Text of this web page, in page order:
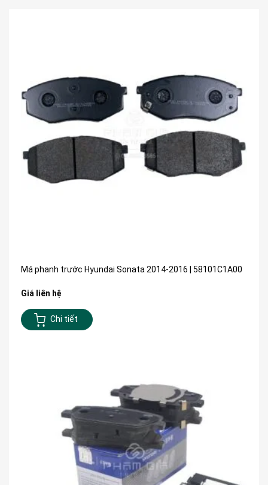
Má phanh trước Hyundai Sonata 2014-2016 | 58101C1A00
Giá liên hệ
Chi tiết